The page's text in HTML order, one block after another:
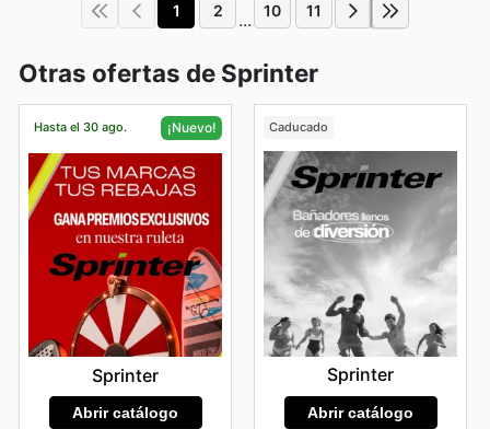
1 2 ... 10 11
Otras ofertas de Sprinter
Hasta el 30 ago. ¡Nuevo!
Sprinter
Abrir catálogo
Caducado
Sprinter
Abrir catálogo